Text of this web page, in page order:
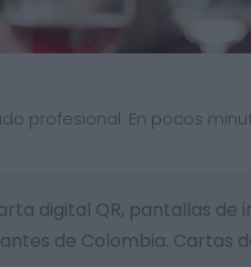
profesional. En pocos
digital QR, pantallas
de Colombia. Cartas